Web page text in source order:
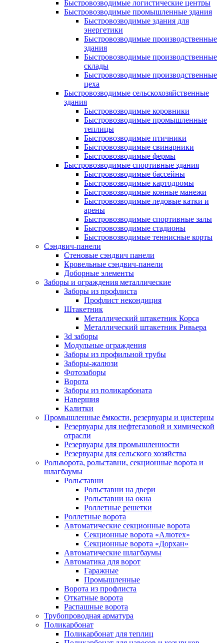
Быстровозводимые логистические центры
Быстровозводимые промышленные здания
Быстровозводимые здания для
энергетики
Быстровозводимые производственные
здания
Быстровозводимые производственные
склады
Быстровозводимые производственные
цеха
Быстровозводимые сельскохозяйственные
здания
Быстровозводимые коровники
Быстровозводимые промышленные
теплицы
Быстровозводимые птичники
Быстровозводимые свинарники
Быстровозводимые фермы
Быстровозводимые спортивные здания
Быстровозводимые бассейны
Быстровозводимые картодромы
Быстровозводимые конные манежи
Быстровозводимые ледовые катки и
арены
Быстровозводимые спортивные залы
Быстровозводимые стадионы
Быстровозводимые теннисные корты
Сэндвич-панели
Стеновые сэндвич панели
Кровельные сэндвич-панели
Доборные элементы
Заборы и ограждения металлические
Заборы из профлиста
Профлист некондиция
Штакетник
Металлический штакетник Корса
Металлический штакетник Ривьера
3d заборы
Модульные ограждения
Заборы из профильной трубы
Заборы-жалюзи
Фотозаборы
Ворота
Заборы из поликарбоната
Навершия
Калитки
Промышленные ёмкости, резервуары и цистерны
Резервуары для нефтегазовой и химической
отрасли
Резервуары для промышленности
Резервуары для сельского хозяйства
Рольворота, рольставни, секционные ворота и
шлагбаумы
Рольставни
Рольставни на двери
Рольставни на окна
Роллетные решетки
Роллетные ворота
Автоматические секционные ворота
Секционные ворота «Алютех»
Секционные ворота «Дорхан»
Автоматические шлагбаумы
Автоматика для ворот
Гаражные
Промышленные
Ворота из профлиста
Откатные ворота
Распашные ворота
Трубопроводная арматура
Поликарбонат
Поликарбонат для теплиц